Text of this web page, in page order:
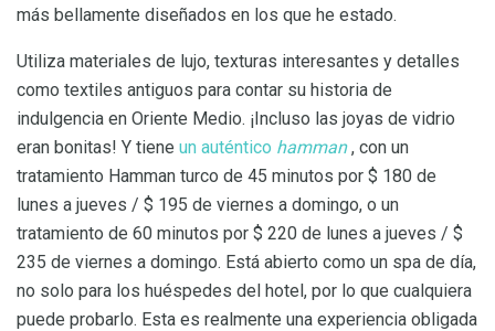
más bellamente diseñados en los que he estado.
Utiliza materiales de lujo, texturas interesantes y detalles
como textiles antiguos para contar su historia de
indulgencia en Oriente Medio. ¡Incluso las joyas de vidrio
eran bonitas! Y tiene un auténtico hamman, con un
tratamiento Hamman turco de 45 minutos por $ 180 de
lunes a jueves / $ 195 de viernes a domingo, o un
tratamiento de 60 minutos por $ 220 de lunes a jueves / $
235 de viernes a domingo. Está abierto como un spa de día,
no solo para los huéspedes del hotel, por lo que cualquiera
puede probarlo. Esta es realmente una experiencia obligada